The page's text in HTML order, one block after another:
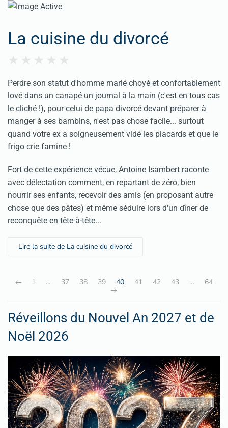
La cuisine du divorcé
Perdre son statut d'homme marié choyé et confortablement
lové dans un canapé un journal à la main (c'est en tous cas
le cliché !), pour celui de papa divorcé devant préparer à
manger à ses bambins, n'est pas chose facile... surtout
quand votre ex a soigneusement vidé les placards et que le
frigo crie famine !
Fort de cette expérience vécue, Antoine Isambert raconte
avec délectation comment, en repartant de zéro, bien
nourrir ses enfants, recevoir des amis (en proposant autre
chose que des pâtes) et même séduire lors d'un dîner de
reconquête en tête-à-tête...
Lire la suite de La cuisine du divorcé
1 … 37 38 39 40 41 42 43 … 64
Réveillons du Nouvel An 2027 et de
Noël 2026